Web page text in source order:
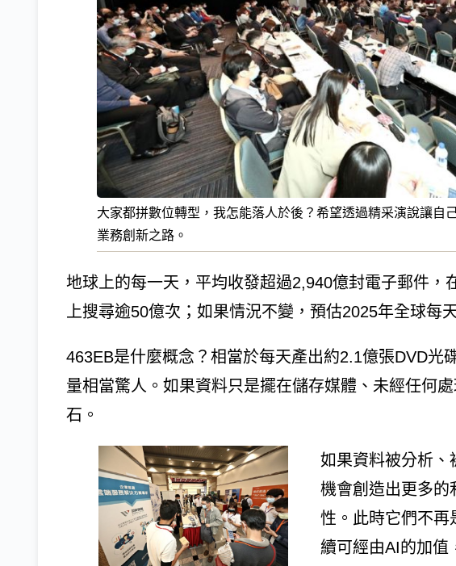
大家都拼數位轉型，我怎能落人於後？希望透過精采演說讓自
業務創新之路。
地球上的每一天，平均收發超過2,940億封電子郵件，
上搜尋逾50億次；如果情況不變，預估2025年全球每
463EB是什麼概念？相當於每天產出約2.1億張DVD光
量相當驚人。如果資料只是擺在儲存媒體、未經任何
石。
如果資料被分析、
機會創造出更多的
性。此時它們不再
續可經由AI的加值